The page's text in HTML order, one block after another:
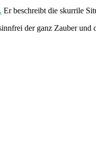
Er beschreibt die skurrile
der ganz Zauber und